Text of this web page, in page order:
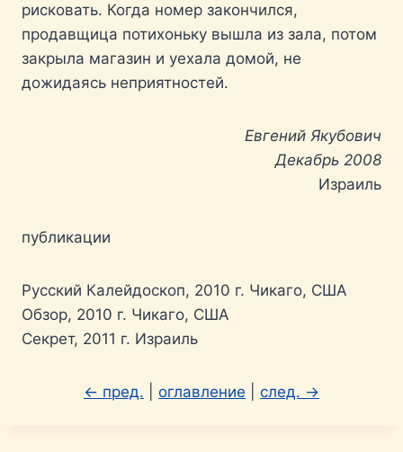
рисковать. Когда номер закончился,
продавщица потихоньку вышла из зала, потом
закрыла магазин и уехала домой, не
дожидаясь неприятностей.
Евгений Якубович
Декабрь 2008
Израиль
публикации
Русский Калейдоскоп, 2010 г. Чикаго, США
Обзор, 2010 г. Чикаго, США
Секрет, 2011 г. Израиль
← пред. оглавление след. →